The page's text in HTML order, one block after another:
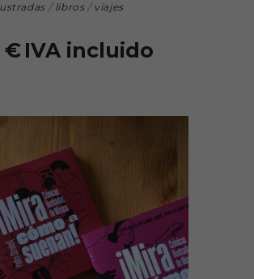
/libros/ viajes
€ IVA incluido